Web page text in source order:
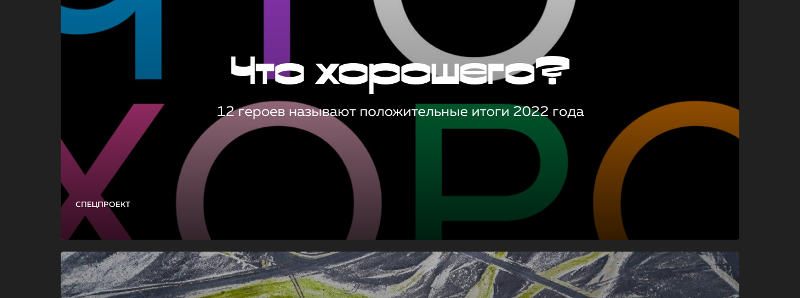
СПЕЦПРОЕКТ
Что хорошего?
12 героев называют положительные итоги 2022 года